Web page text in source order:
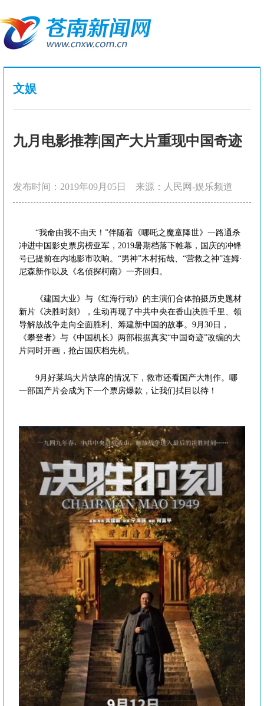
文娱
九月电影推荐|国产大片重现中国奇迹
发布时间：2019年09月05日 来源：人民网-娱乐频道
“我命由我不由天！”伴随着《哪吒之魔童降世》一路通杀
冲进中国影史票房榜亚军，2019暑期档落下帷幕，国庆的冲锋
号已提前在内地影市吹响。“男神”木村拓哉、“营救之神”连姆·
尼森新作以及《名侦探柯南》一齐回归。
《建国大业》与《红海行动》的主演们合体拍摄历史题材
新片《决胜时刻》，生动再现了中共中央在香山决胜千里、领
导解放战争走向全面胜利、筹建新中国的故事。9月30日，
《攀登者》与《中国机长》两部根据真实“中国奇迹”改编的大
片同时开画，抢占国庆档先机。
9月好莱坞大片缺席的情况下，救市还看国产大制作。哪
一部国产片会成为下一个票房爆款，让我们拭目以待！